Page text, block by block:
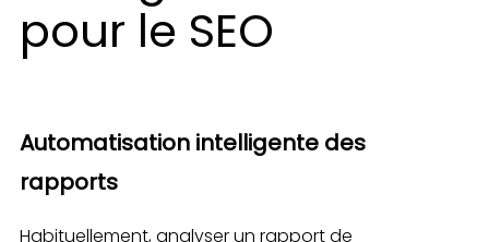
pour le SEO
Automatisation intelligente des
rapports
Habituellement, analyser un rapport de